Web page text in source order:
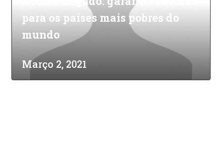
para os países mais pobres do
mundo
Março 2, 2021